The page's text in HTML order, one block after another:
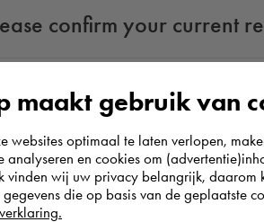
confirm your current
According to us you are situated in
world. Please confirm in which
wish to shop.
maakt gebruik van
websites optimaal te laten verlopen,
analyseren en cookies om
vinden wij uw privacy belangrijk, daarom
die op basis van de geplaatste